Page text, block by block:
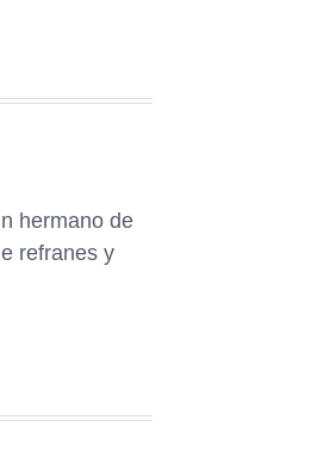
hermano de
refranes y